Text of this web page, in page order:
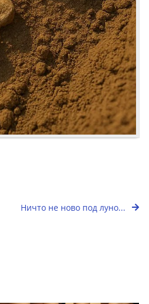
Ничто не ново под луно...